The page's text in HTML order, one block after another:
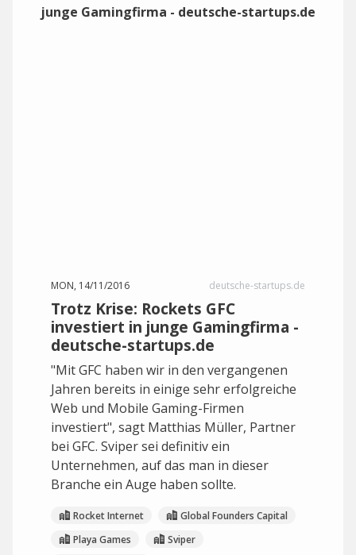
MON, 14/11/2016 deutsche-startups.de
Trotz Krise: Rockets GFC
investiert in junge Gamingfirma -
deutsche-startups.de
"Mit GFC haben wir in den vergangenen
Jahren bereits in einige sehr erfolgreiche
Web und Mobile Gaming-Firmen
investiert", sagt Matthias Müller, Partner
bei GFC. Sviper sei definitiv ein
Unternehmen, auf das man in dieser
Branche ein Auge haben sollte.
Rocket Internet
Global Founders Capital
Playa Games
Sviper